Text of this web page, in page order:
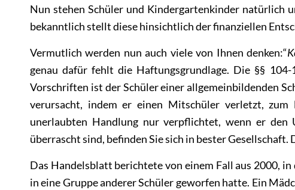
Nun stehen Schüler und Kindergartenkinder natürlich
bekanntlich stellt diese hinsichtlich der finanziellen
Vermutlich werden nun auch viele von Ihnen denken:“
genau dafür fehlt die Haftungsgrundlage. Die §§ 104-
Vorschriften ist der Schüler einer allgemeinbildenden
verursacht, indem er einen Mitschüler verletzt, zum
unerlaubten Handlung nur verpflichtet, wenn er
überrascht sind, befinden Sie sich in bester
Das Handelsblatt berichtete von einem Fall aus 2000,
in eine Gruppe anderer Schüler geworfen hatte. Ein